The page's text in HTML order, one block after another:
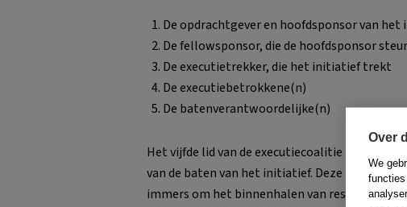
De opdrachtgever en hoofdsponsor van
De fellowsponsor, die de hoofdsponsor
De executietrekker, die het initiatief trekt
De executiebetrokkene(n)
De batenverantwoordelijke(n)
Het vijfde lid van de executiecoalitie is dus
van de baten van het initiatief. Deze rol is
immers om het binnenhalen van resultaten.
Over
We